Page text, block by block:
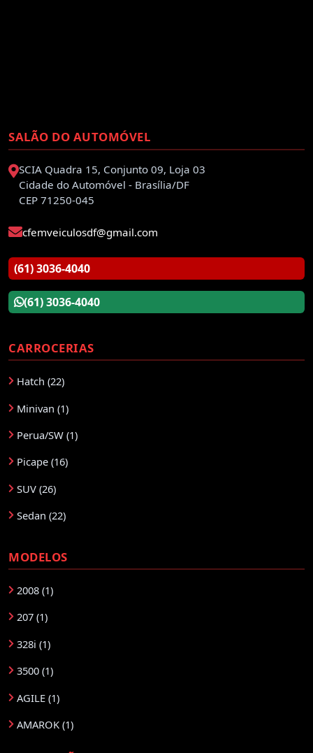
SALÃO DO AUTOMÓVEL
SCIA Quadra 15, Conjunto 09, Loja 03
Cidade do Automóvel - Brasília/DF
CEP 71250-045
cfemveiculosdf@gmail.com
(61) 3036-4040
(61) 3036-4040
CARROCERIAS
Hatch (22)
Minivan (1)
Perua/SW (1)
Picape (16)
SUV (26)
Sedan (22)
MODELOS
2008 (1)
207 (1)
328i (1)
3500 (1)
AGILE (1)
AMAROK (1)